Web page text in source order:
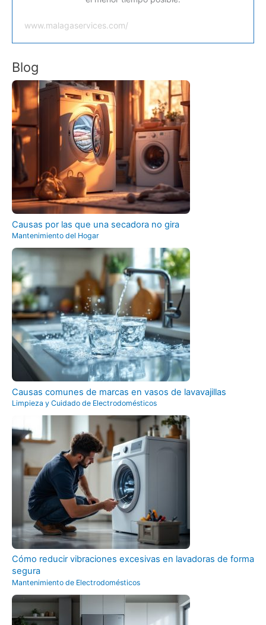
www.malagaservices.com/
Blog
Causas por las que una secadora no gira
Mantenimiento del Hogar
Causas comunes de marcas en vasos de lavavajillas
Limpieza y Cuidado de Electrodomésticos
Cómo reducir vibraciones excesivas en lavadoras de forma
segura
Mantenimiento de Electrodomésticos